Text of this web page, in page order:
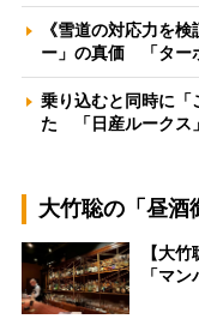
《雪道の対応力を
ー」の真価 「ター
乗り込むと同時に「
た 「日産ルークス
大竹聡の「昼酒
【大
「マ